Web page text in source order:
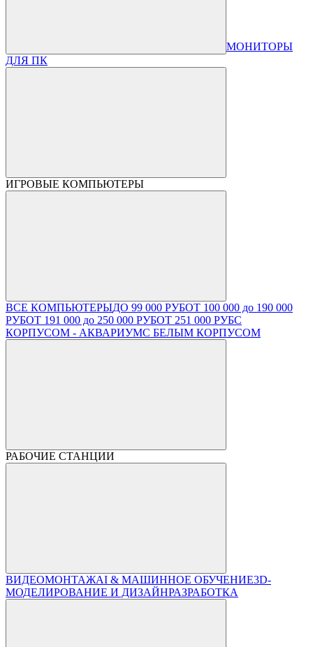
МОНИТОРЫ
ДЛЯ ПК
ИГРОВЫЕ КОМПЬЮТЕРЫ
ВСЕ КОМПЬЮТЕРЫДО 99 000 РУБОТ 100 000 до 190 000
РУБОТ 191 000 до 250 000 РУБОТ 251 000 РУБС
КОРПУСОМ - АКВАРИУМС БЕЛЫМ КОРПУСОМ
РАБОЧИЕ СТАНЦИИ
ВИДЕОМОНТАЖAI & МАШИННОЕ ОБУЧЕНИЕ3D-
МОДЕЛИРОВАНИЕ И ДИЗАЙНРАЗРАБОТКА